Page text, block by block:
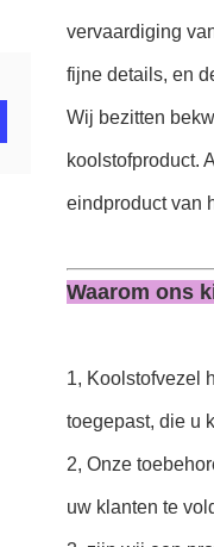
vervaardiging
fijne details, en
Wij bezitten
koolstofproduct.
eindproduct van
Waarom ons
1, Koolstofvezel
toegepast, die u
2, Onze
uw klanten te